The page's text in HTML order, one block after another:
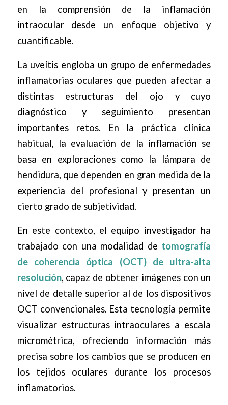
en la comprensión de la inflamación
intraocular desde un enfoque objetivo y
cuantificable.
La uveítis engloba un grupo de enfermedades
inflamatorias oculares que pueden afectar a
distintas estructuras del ojo y cuyo
diagnóstico y seguimiento presentan
importantes retos. En la práctica clínica
habitual, la evaluación de la inflamación se
basa en exploraciones como la lámpara de
hendidura, que dependen en gran medida de la
experiencia del profesional y presentan un
cierto grado de subjetividad.
En este contexto, el equipo investigador ha
trabajado con una modalidad de tomografía
de coherencia óptica (OCT) de ultra-alta
resolución, capaz de obtener imágenes con un
nivel de detalle superior al de los dispositivos
OCT convencionales. Esta tecnología permite
visualizar estructuras intraoculares a escala
micrométrica, ofreciendo información más
precisa sobre los cambios que se producen en
los tejidos oculares durante los procesos
inflamatorios.